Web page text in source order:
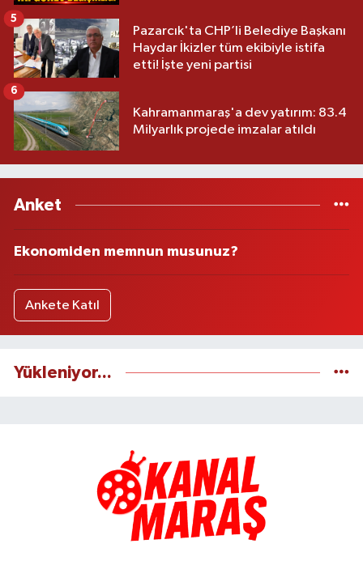
Pazarcık'ta CHP’li Belediye Başkanı
Haydar İkizler tüm ekibiyle istifa
etti! İşte yeni partisi
5
Kahramanmaraş'a dev yatırım: 83.4
Milyarlık projede imzalar atıldı
6
Anket
Ekonomiden memnun musunuz?
Ankete Katıl
Yükleniyor...